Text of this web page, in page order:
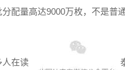
分配量高达9000万枚，不是普
人在读